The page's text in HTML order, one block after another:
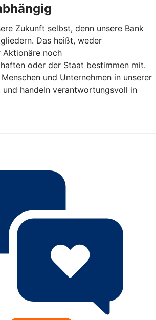
Zukunft selbst, denn unsere Bank
Das heißt, weder
Aktionäre noch
oder der Staat bestimmen mit.
und Unternehmen in unserer
handeln verantwortungsvoll in